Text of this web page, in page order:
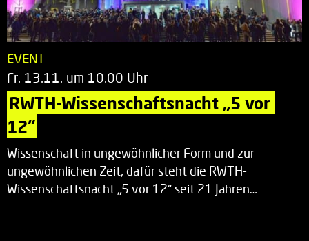
EVENT
Fr. 13.11. um 10.00 Uhr
RWTH-Wissenschaftsnacht „5 vor
12“
Wissenschaft in ungewöhnlicher Form und zur
ungewöhnlichen Zeit, dafür steht die RWTH-
Wissenschaftsnacht „5 vor 12“ seit 21 Jahren…